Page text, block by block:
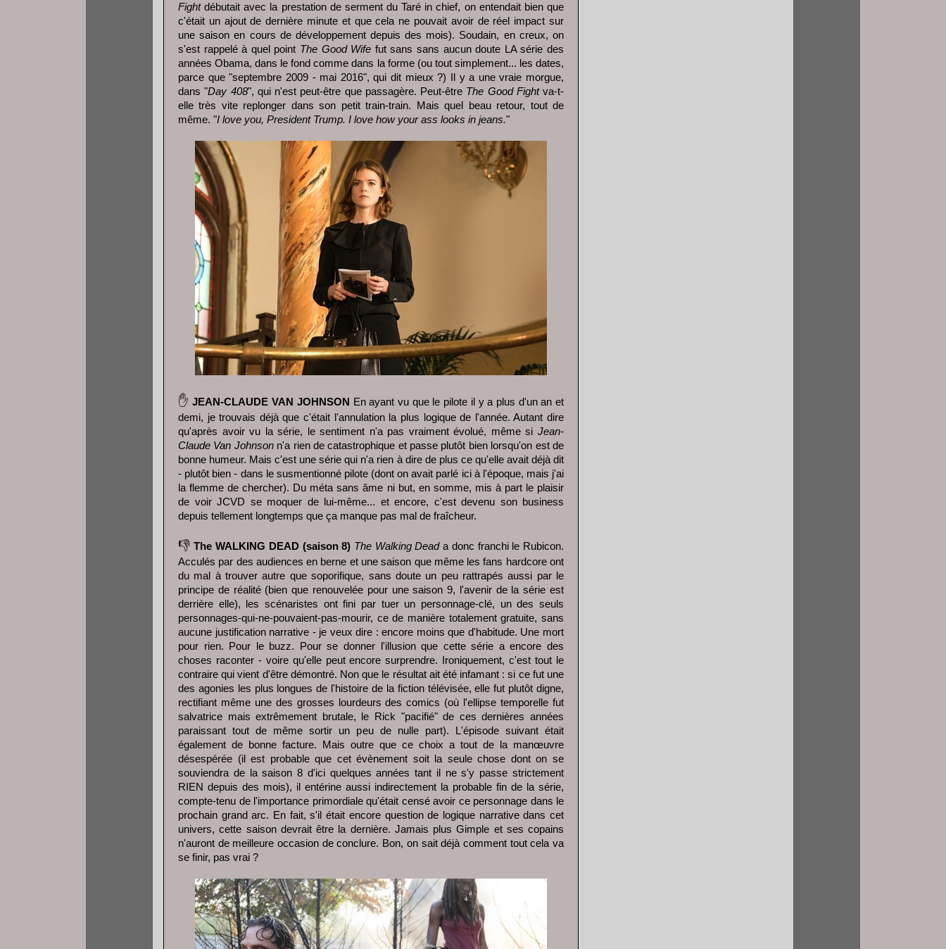
Fightdébutait avec la prestation de serment du Taré in chief, on entendait bien que
c'était un ajout de dernière minute et que cela ne pouvait avoir de réel impact sur
une saison en cours de développement depuis des mois). Soudain, en creux, on
s'est rappelé à quel point The Good Wife fut sans sans aucun doute LA série des
années Obama, dans le fond comme dans la forme (ou tout simplement... les dates,
parce que "septembre 2009 - mai 2016", qui dit mieux ?) Il y a une vraie morgue,
dans "Day 408", qui n'est peut-être que passagère. Peut-être The Good Fightva-t-
elle très vite replonger dans son petit train-train. Mais quel beau retour, tout de
même. "I love you, President Trump. I love how your ass looks in jeans."
✋ JEAN-CLAUDE VAN JOHNSON
En ayant vu que le pilote il y a plus d'un an et
demi, je trouvais déjà que c'était l'annulation la plus logique de l'année. Autant dire
qu'après avoir vu la série, le sentiment n'a pas vraiment évolué, même si Jean-
Claude Van Johnsonn'a rien de catastrophique et passe plutôt bien lorsqu'on est de
bonne humeur. Mais c'est une série qui n'a rien à dire de plus ce qu'elle avait déjà dit
- plutôt bien - dans le susmentionné pilote (dont on avait parlé ici à l'époque, mais j'ai
la flemme de chercher). Du méta sans âme ni but, en somme, mis à part le plaisir
de voir JCVD se moquer de lui-même... et encore, c'est devenu son business
depuis tellement longtemps que ça manque pas mal de fraîcheur.
👎 The WALKING DEAD (saison 8) The Walking Deada donc franchi le Rubicon.
Acculés par des audiences en berne et une saison que même les fans hardcore ont
du mal à trouver autre que soporifique, sans doute un peu rattrapés aussi par le
principe de réalité (bien que renouvelée pour une saison 9, l'avenir de la série est
derrière elle), les scénaristes ont fini par tuer un personnage-clé, un des seuls
personnages-qui-ne-pouvaient-pas-mourir, ce de manière totalement gratuite, sans
aucune justification narrative - je veux dire : encore moins que d'habitude. Une mort
pour rien. Pour le buzz. Pour se donner l'illusion que cette série a encore des
choses raconter - voire qu'elle peut encore surprendre. Ironiquement, c'est tout le
contraire qui vient d'être démontré. Non que le résultat ait été infamant : si ce fut une
des agonies les plus longues de l'histoire de la fiction télévisée, elle fut plutôt digne,
rectifiant même une des grosses lourdeurs des comics (où l'ellipse temporelle fut
salvatrice mais extrêmement brutale, le Rick "pacifié" de ces dernières années
paraissant tout de même sortir un peu de nulle part). L'épisode suivant était
également de bonne facture. Mais outre que ce choix a tout de la manœuvre
désespérée (il est probable que cet évènement soit la seule chose dont on se
souviendra de la saison 8 d'ici quelques années tant il ne s'y passe strictement
RIEN depuis des mois), il entérine aussi indirectement la probable fin de la série,
compte-tenu de l'importance primordiale qu'était censé avoir ce personnage dans le
prochain grand arc. En fait, s'il était encore question de logique narrative dans cet
univers, cette saison devrait être la dernière. Jamais plus Gimple et ses copains
n'auront de meilleure occasion de conclure. Bon, on sait déjà comment tout cela va
se finir, pas vrai ?